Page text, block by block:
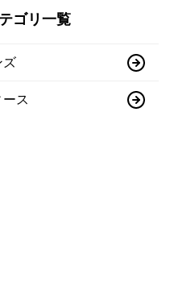
ゴリ一覧
ズ
ース